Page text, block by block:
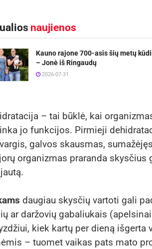
naujienos
Kauno rajone 700-asis šių metų
– Jonė iš Ringaudų
2026-07-31
– tai būklė, kai
jo funkcijos. Pirmieji
galvos skausmas,
organizmas praranda
daugiau skysčių vartoti gali
ar daržovių gabaliukais
kiek kartų per dieną
– tuomet vaikas pats mato